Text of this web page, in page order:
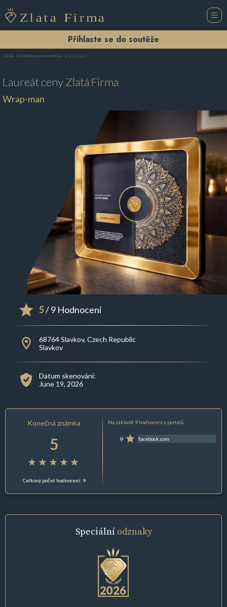
Přihlaste se do soutěže
Domů Reklamní agentura Horní Němčí Wrap-man
Laureát cenyZlatá Firma
Wrap-man
5/ 9 Hodnocení
68764 Slavkov, Czech Republic
Slavkov
Datum skenování:
June 19, 2026
Konečná známka
5
Celkový počet hodnocení: 9
Na základě 9 hodnocení z portálů:
9 facebook.com
Speciální odznaky